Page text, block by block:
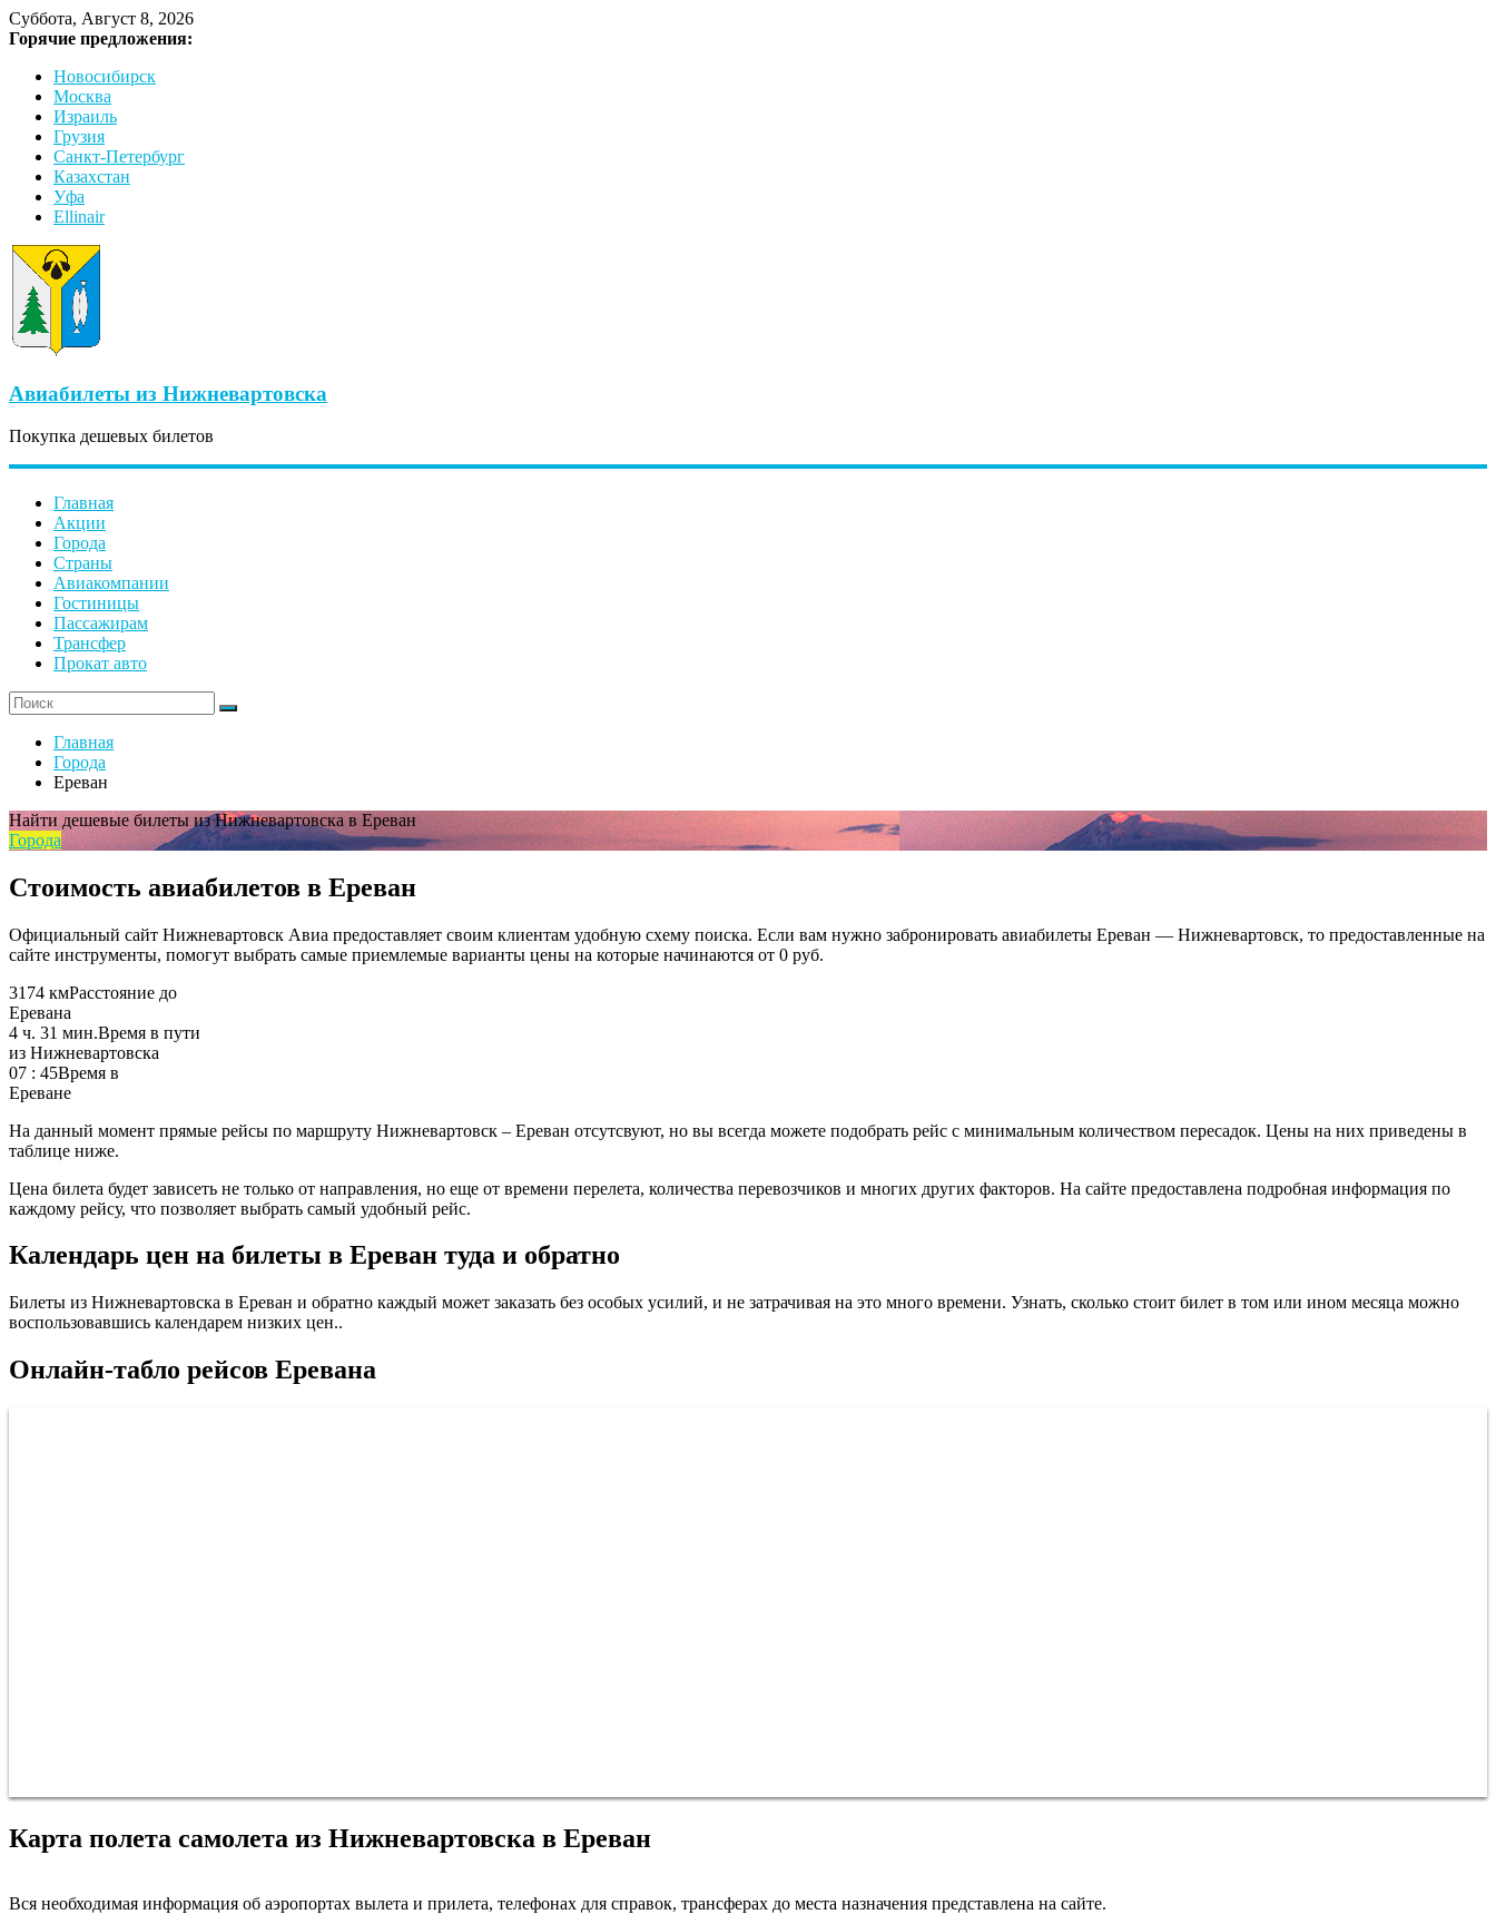
Суббота, Август 8, 2026
Горячие предложения:
Новосибирск
Москва
Израиль
Грузия
Санкт-Петербург
Казахстан
Уфа
Ellinair
Авиабилеты из Нижневартовска
Покупка дешевых билетов
Главная
Акции
Города
Страны
Авиакомпании
Гостиницы
Пассажирам
Трансфер
Прокат авто
Главная
Города
Ереван
Найти дешевые билеты из Нижневартовска в Ереван
Города
Стоимость авиабилетов в Ереван
Официальный сайт Нижневартовск Авиа предоставляет своим клиентам удобную схему поиска. Если вам нужно забронировать авиабилеты Ереван — Нижневартовск, то предоставленные на
сайте инструменты, помогут выбрать самые приемлемые варианты цены на которые начинаются от 0 руб.
3174 кмРасстояние до
Еревана
4 ч. 31 мин.Время в пути
из Нижневартовска
07 : 45Время в
Ереване
На данный момент прямые рейсы по маршруту Нижневартовск – Ереван отсутсвуют, но вы всегда можете подобрать рейс с минимальным количеством пересадок. Цены на них приведены в
таблице ниже.
Цена билета будет зависеть не только от направления, но еще от времени перелета, количества перевозчиков и многих других факторов. На сайте предоставлена подробная информация по
каждому рейсу, что позволяет выбрать самый удобный рейс.
Календарь цен на билеты в Ереван туда и обратно
Билеты из Нижневартовска в Ереван и обратно каждый может заказать без особых усилий, и не затрачивая на это много времени. Узнать, сколько стоит билет в том или ином месяца можно
воспользовавшись календарем низких цен..
Онлайн-табло рейсов Еревана
Карта полета самолета из Нижневартовска в Ереван
Вся необходимая информация об аэропортах вылета и прилета, телефонах для справок, трансферах до места назначения представлена на сайте.